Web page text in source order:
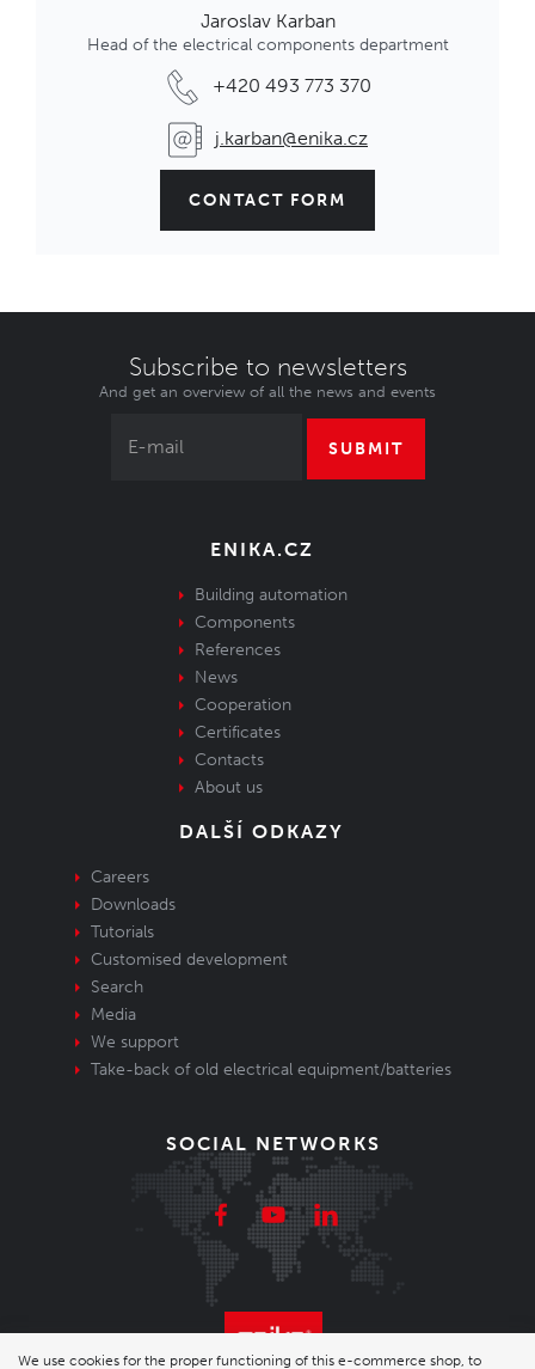
Jaroslav Karban
Head of the electrical components department
+420 493 773 370
j.karban@enika.cz
CONTACT FORM
Subscribe to newsletters
And get an overview of all the news and events
SUBMIT
ENIKA.CZ
Building automation
Components
References
News
Cooperation
Certificates
Contacts
About us
DALŠÍ ODKAZY
Careers
Downloads
Tutorials
Customised development
Search
Media
We support
Take-back of old electrical equipment/batteries
SOCIAL NETWORKS
We use cookies for the proper functioning of this e-commerce shop, to